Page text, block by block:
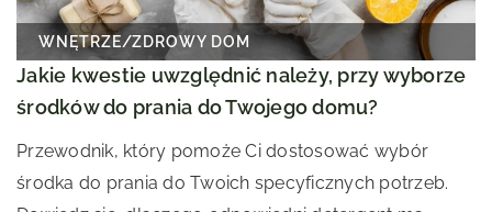
WNĘTRZE/ZDROWY DOM
Jakie kwestie uwzględnić należy, przy wyborze
środków do prania do Twojego domu?
Przewodnik, który pomoże Ci dostosować wybór
środka do prania do Twoich specyficznych potrzeb.